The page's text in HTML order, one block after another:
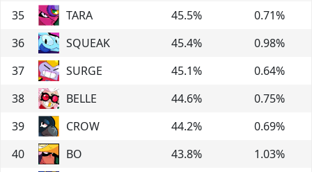
35
TARA 45.5% 0.71%
36
SQUEAK 45.4% 0.98%
37
SURGE 45.1% 0.64%
38
BELLE 44.6% 0.75%
39
CROW 44.2% 0.69%
40
BO 43.8% 1.03%